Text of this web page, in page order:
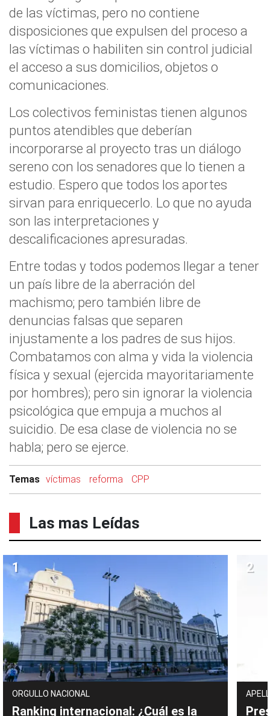
de las víctimas, pero no contiene
disposiciones que expulsen del proceso a
las víctimas o habiliten sin control judicial
el acceso a sus domicilios, objetos o
comunicaciones.
Los colectivos feministas tienen algunos
puntos atendibles que deberían
incorporarse al proyecto tras un diálogo
sereno con los senadores que lo tienen a
estudio. Espero que todos los aportes
sirvan para enriquecerlo. Lo que no ayuda
son las interpretaciones y
descalificaciones apresuradas.
Entre todas y todos podemos llegar a tener
un país libre de la aberración del
machismo; pero también libre de
denuncias falsas que separen
injustamente a los padres de sus hijos.
Combatamos con alma y vida la violencia
física y sexual (ejercida mayoritariamente
por hombres); pero sin ignorar la violencia
psicológica que empuja a muchos al
suicidio. De esa clase de violencia no se
habla; pero se ejerce.
Temas víctimas reforma CPP
Las mas Leídas
ORGULLO NACIONAL
Ranking internacional: ¿Cuál es la